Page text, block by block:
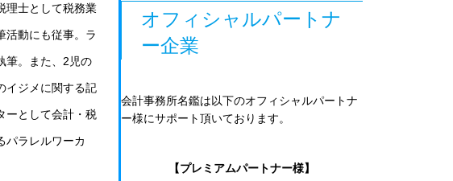
理士として税務業
活動にも従事。ラ
筆。また、2児の
イジメに関する記
ーとして会計・税
パラレルワーカ
オフィシャルパートナ
ー企業
会計事務所名鑑は以下のオフィシャルパートナ
ー様にサポート頂いております。
【プレミアムパートナー様】